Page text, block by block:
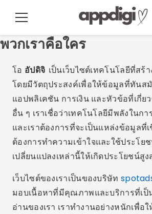
เนื้อหา
เมนู
พวกเราคือใคร
โอ อัปดิจิ เป็นเว็บไซต์เทคโนโลยีที่สร้
โดยมีวัตถุประสงค์เพื่อให้ข้อมูลที่ทันสมั
แอปพลิเคชัน การเงิน และหัวข้อที่เกี่ย
อื่น ๆ เราเชื่อว่าเทคโนโลยีมีพลังในก
และเราต้องการที่จะเป็นแหล่งข้อมูลที่
ต้องการทำความเข้าใจและใช้ประโย
เปลี่ยนแปลงเหล่านี้ให้เกิดประโยชน์สูง
เว็บไซต์ของเราเป็นของบริษัท
มอบเนื้อหาที่มีคุณภาพและบริการที่เป็
อ่านของเรา เราทำงานอย่างหนักเพื่อ